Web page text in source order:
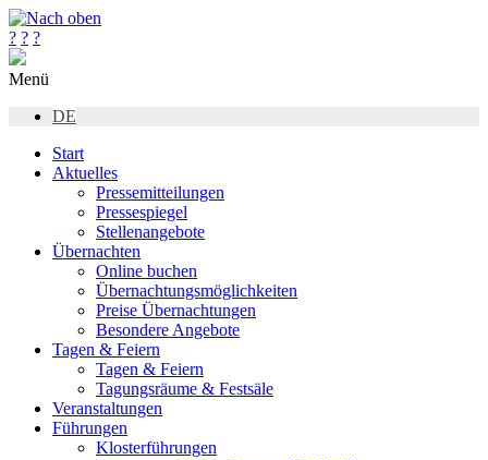
? ? ?
Menü
DE
Start
Aktuelles
Pressemitteilungen
Pressespiegel
Stellenangebote
Übernachten
Online buchen
Übernachtungsmöglichkeiten
Preise Übernachtungen
Besondere Angebote
Tagen & Feiern
Tagen & Feiern
Tagungsräume & Festsäle
Veranstaltungen
Führungen
Klosterführungen